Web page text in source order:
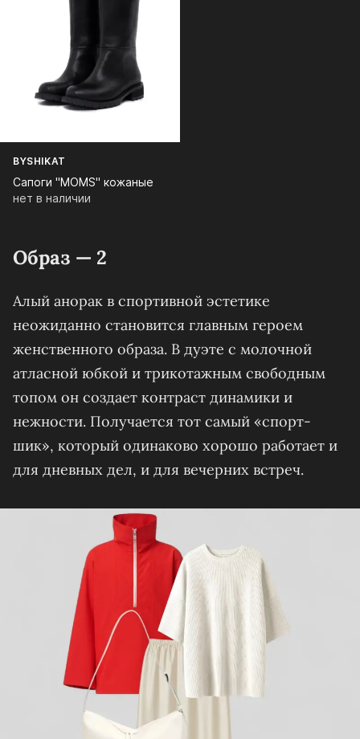
BYSHIKAT
Сапоги "MOMS" кожаные
нет в наличии
Образ — 2
Алый анорак в спортивной эстетике
неожиданно становится главным героем
женственного образа. В дуэте с молочной
атласной юбкой и трикотажным свободным
топом он создает контраст динамики и
нежности. Получается тот самый «спорт-
шик», который одинаково хорошо работает и
для дневных дел, и для вечерних встреч.